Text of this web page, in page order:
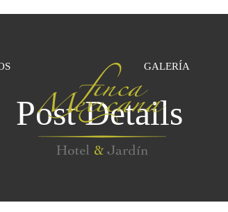
GALERÍA
Post Details